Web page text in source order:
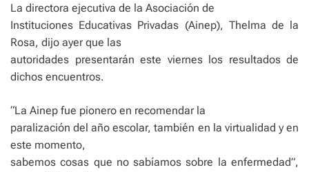
La directora ejecutiva de la Asociación de
Instituciones Educativas Privadas (Ainep), Thelma de la
Rosa, dijo ayer que las
autoridades presentarán este viernes los resultados de
dichos encuentros.
“La Ainep fue pionero en recomendar la
paralización del año escolar, también en la virtualidad y en
este momento,
sabemos cosas que no sabíamos sobre la enfermedad”,